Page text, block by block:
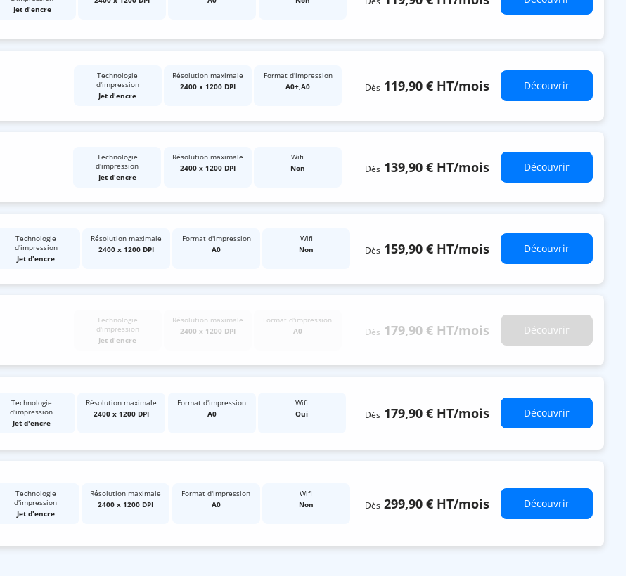
Jet d'encre
Technologie
d'impression
Jet d'encre
Résolution maximale
2400 x 1200 DPI
Format d'impression
A0+,A0
Dès 119,90 € HT/mois Découvrir
Technologie
d'impression
Jet d'encre
Résolution maximale
2400 x 1200 DPI
Wifi
Non
Dès 139,90 € HT/mois Découvrir
Technologie
d'impression
Jet d'encre
Résolution maximale
2400 x 1200 DPI
Format d'impression
A0
Wifi
Non
Dès 159,90 € HT/mois Découvrir
Technologie
d'impression
Jet d'encre
Résolution maximale
2400 x 1200 DPI
Format d'impression
A0
Dès 179,90 € HT/mois Découvrir
Technologie
d'impression
Jet d'encre
Résolution maximale
2400 x 1200 DPI
Format d'impression
A0
Wifi
Oui
Dès 179,90 € HT/mois Découvrir
Technologie
d'impression
Jet d'encre
Résolution maximale
2400 x 1200 DPI
Format d'impression
A0
Wifi
Non
Dès 299,90 € HT/mois Découvrir